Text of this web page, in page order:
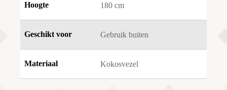
Hoogte 180 cm
Geschikt voor Gebruik buiten
Materiaal Kokosvezel